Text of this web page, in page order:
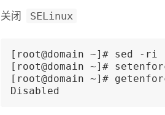
关闭 SELinux
[root@domain ~]# sed -ri
[root@domain ~]#
[root@domain ~]#
Disabled